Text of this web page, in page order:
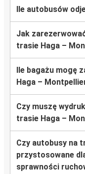
Ile autobusów
Jak
trasie Haga –
Ile bagażu mogę
Haga –
Czy muszę
trasie Haga –
Czy autobusy na
przystosowane
sprawności